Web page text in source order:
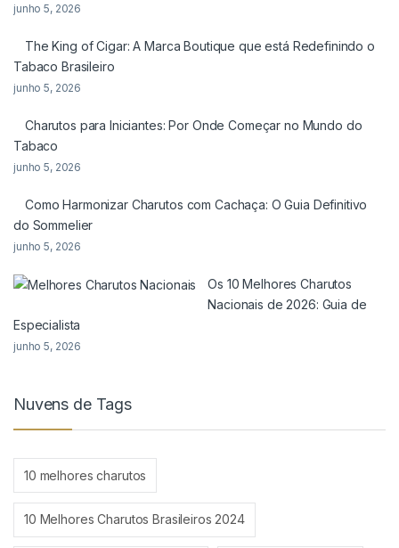
junho 5, 2026
The King of Cigar: A Marca Boutique que está Redefinindo o
Tabaco Brasileiro
junho 5, 2026
Charutos para Iniciantes: Por Onde Começar no Mundo do
Tabaco
junho 5, 2026
Como Harmonizar Charutos com Cachaça: O Guia Definitivo
do Sommelier
junho 5, 2026
Os 10 Melhores Charutos
Nacionais de 2026: Guia de
Especialista
junho 5, 2026
Nuvens de Tags
10 melhores charutos
10 Melhores Charutos Brasileiros 2024